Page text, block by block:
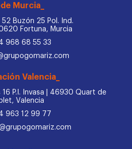
Murcia_
Buzón 25 Pol. Ind.
Fortuna, Murcia
968 68 55 33
Valencia_
P.I. Invasa | 46930 Quart de
Valencia
963 12 99 77